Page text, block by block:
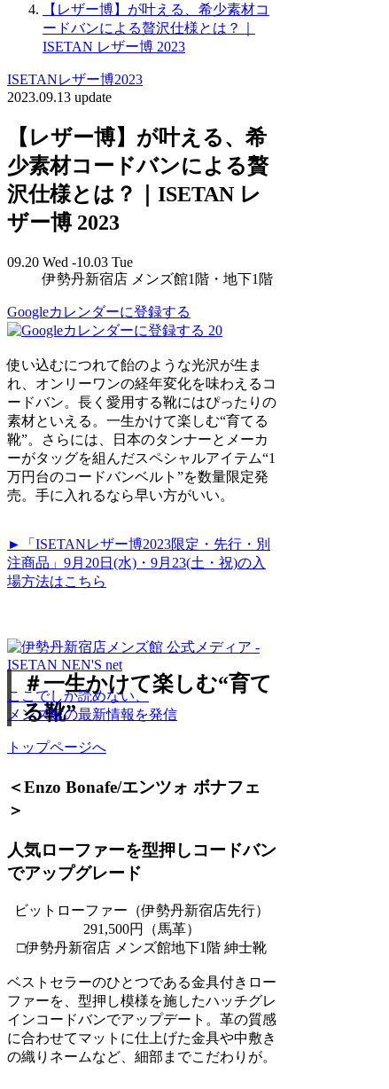
【レザー博】が叶える、希少素材コ
ードバンによる贅沢仕様とは？｜
ISETAN レザー博 2023
ISETANレザー博2023
2023.09.13 update
【レザー博】が叶える、希
少素材コードバンによる贅
沢仕様とは？｜ISETAN レ
ザー博 2023
09.20 Wed -10.03 Tue
伊勢丹新宿店 メンズ館1階・地下1階
Googleカレンダーに登録する
20
使い込むにつれて飴のような光沢が生ま
れ、オンリーワンの経年変化を味わえるコ
ードバン。長く愛用する靴にはぴったりの
素材といえる。一生かけて楽しむ“育てる
靴”。さらには、日本のタンナーとメーカ
ーがタッグを組んだスペシャルアイテム“1
万円台のコードバンベルト”を数量限定発
売。手に入れるなら早い方がいい。
►「ISETANレザー博2023限定・先行・別
注商品」9月20日(水)・9月23(土・祝)の入
場方法はこちら
＃一生かけて楽しむ“育て
る靴”
＜Enzo Bonafe/エンツォ ボナフェ
＞
人気ローファーを型押しコードバン
でアップグレード
ビットローファー（伊勢丹新宿店先行）
291,500円（馬革）
□伊勢丹新宿店 メンズ館地下1階 紳士靴
ベストセラーのひとつである金具付きロー
ファーを、型押し模様を施したハッチグレ
インコードバンでアップデート。革の質感
に合わせてマットに仕上げた金具や中敷き
の織りネームなど、細部までこだわりが。
ここでしか読めない、
メンズ館の最新情報を発信
トップページへ